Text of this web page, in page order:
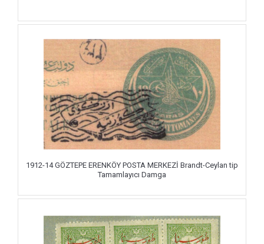
1912-14 GÖZTEPE ERENKÖY POSTA MERKEZİ Brandt-Ceylan tip
Tamamlayıcı Damga